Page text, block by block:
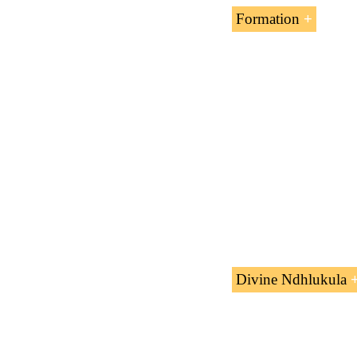
Formation
L’unité
programmes de
Master en affaires
Divine Ndhlukula